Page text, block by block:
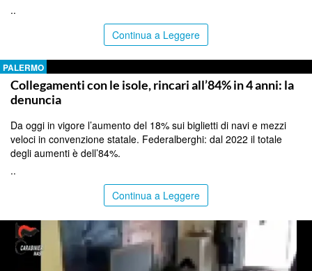
..
Continua a Leggere
PALERMO
Collegamenti con le isole, rincari all’84% in 4 anni: la
denuncia
Da oggi in vigore l’aumento del 18% sui biglietti di navi e mezzi
veloci in convenzione statale. Federalberghi: dal 2022 il totale
degli aumenti è dell’84%.
..
Continua a Leggere